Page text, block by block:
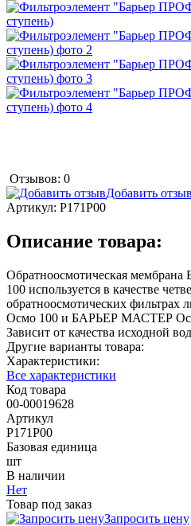
Отзывов: 0
Добавить отзыв
Артикул: Р171Р00
Описание товара:
Обратноосмотическая
100 используется в качестве
обратноосмотических
Осмо 100 и БАРЬЕР МАСТЕР
Зависит от качества исходной
Другие варианты товара:
Характеристики:
Все характеристики
Код товара
00-00019628
Артикул
Р171Р00
Базовая единица
шт
В наличии
Нет
Товар под заказ
Запросить цену